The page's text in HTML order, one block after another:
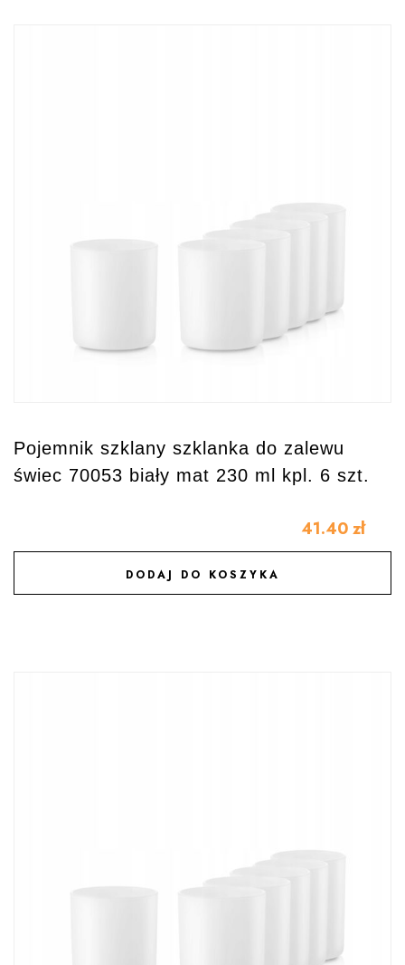
Pojemnik szklany szklanka do zalewu
świec 70053 biały mat 230 ml kpl. 6 szt.
41.40 zł
DODAJ DO KOSZYKA
DODAJ DO ULUBIONYCH